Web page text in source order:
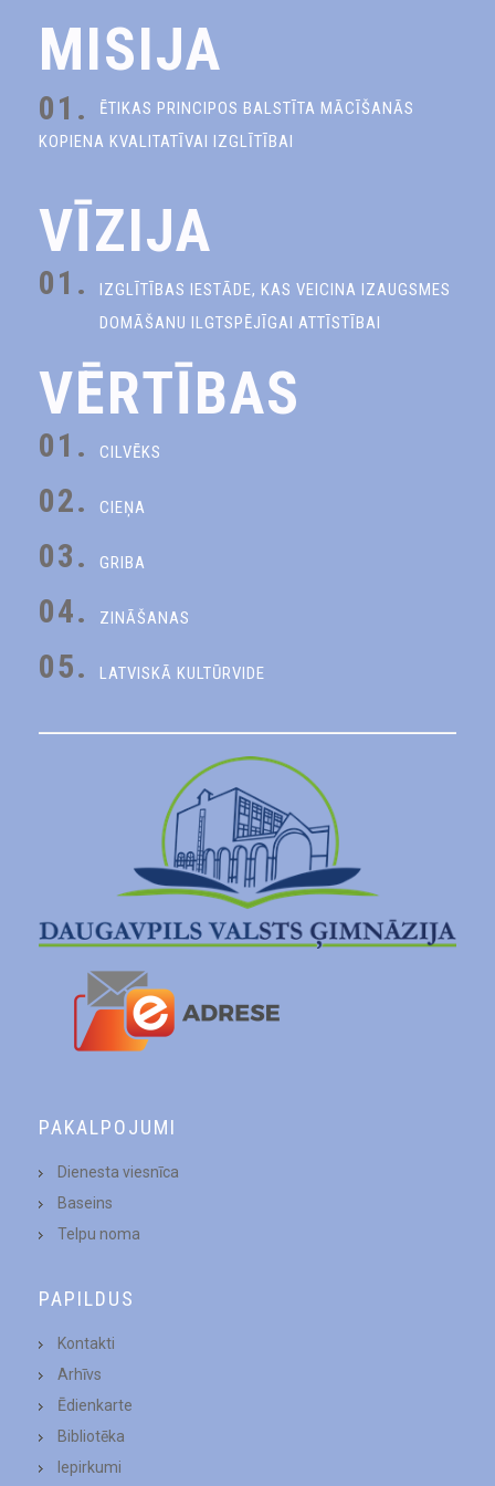
MISIJA
01.
ĒTIKAS PRINCIPOS BALSTĪTA MĀCĪŠANĀS
KOPIENA KVALITATĪVAI IZGLĪTĪBAI
VĪZIJA
01.
IZGLĪTĪBAS IESTĀDE, KAS VEICINA IZAUGSMES
DOMĀŠANU ILGTSPĒJĪGAI ATTĪSTĪBAI
VĒRTĪBAS
01. CILVĒKS
02. CIEŅA
03. GRIBA
04. ZINĀŠANAS
05. LATVISKĀ KULTŪRVIDE
PAKALPOJUMI
Dienesta viesnīca
Baseins
Telpu noma
PAPILDUS
Kontakti
Arhīvs
Ēdienkarte
Bibliotēka
Iepirkumi